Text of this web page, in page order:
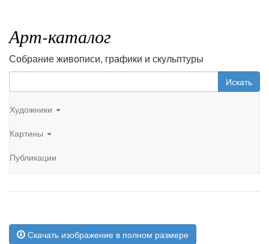
Арт-каталог
Собрание живописи, графики и скульптуры
Искать
Художники
Картины
Публикации
Скачать изображение в полном размере